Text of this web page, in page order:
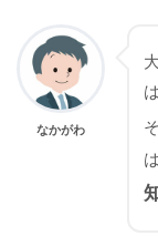
なかがわ